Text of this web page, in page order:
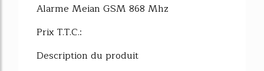
Alarme Meian GSM 868 Mhz
Prix T.T.C.:
Description du produit